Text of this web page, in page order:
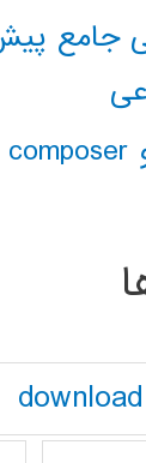
جامع